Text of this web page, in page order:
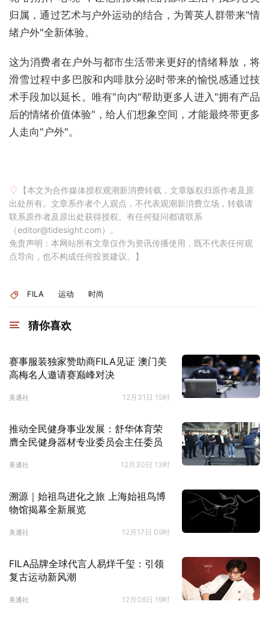
归属，通过艺术与户外运动的结合，为菁英人群带来"情
绪户外"全新体验。
这为消费者在户外与都市生活带来更好的情绪释放，将
滑雪过程中多巴胺和内啡肽分泌时带来的愉悦感通过技
术手段加以延长。唯有"向内"帮助更多人进入"拥有产品
后的情绪价值体验"，给人们想象空间，才能最终带更多
人走向"户外"。
【本文为合作媒体授权观潮新消费转载，文章版权归原作者及原
出处所有。文章系作者个人观点，不代表观潮新消费立场，转载请
联系原作者及原出处获得授权。有任何疑问都请联系
（editor@tidesight.com）。
免责声明：本网站所有文章仅作为资讯传播使用，既不代表任何观
点导向，也不构成任何投资建议。】
FILA 运动 时尚
猜你喜欢
赛事服装独家赞助商FILA见证 澳门美
高梅名人邀请赛巅峰对决
美通社 12月31日 15时
推动全民健身事业发展：舒华体育荣
膺全民健身器材专业委员会主任委员
美通社 12月30日 13时
溯源｜始祖鸟进化之旅 上海始祖鸟博
物馆揭幕全新展览
美通社 12月17日 09时
FILA品牌全球代言人易烊千玺：引领
复古运动新风潮
美通社 12月08日 19时